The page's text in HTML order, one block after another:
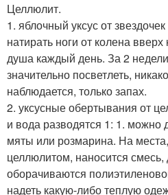
Целлюлит.
1. яблочный уксус от
натирать ноги от колена
душа каждый день. За 2
значительно посветлеть,
наблюдается, только запах.
2. уксусные обертывания от
и вода разводятся 1: 1. можно
мяты или розмарина. На
целлюлитом, наносится смесь,
оборачиваются
надеть какую-либо теплую